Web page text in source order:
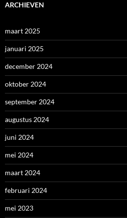
ARCHIEVEN
maart 2025
januari 2025
december 2024
oktober 2024
september 2024
augustus 2024
juni 2024
mei 2024
maart 2024
februari 2024
mei 2023